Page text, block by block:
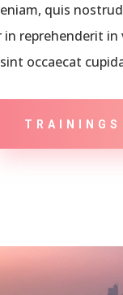
quis
reprehenderit
occaecat
TRAININGS